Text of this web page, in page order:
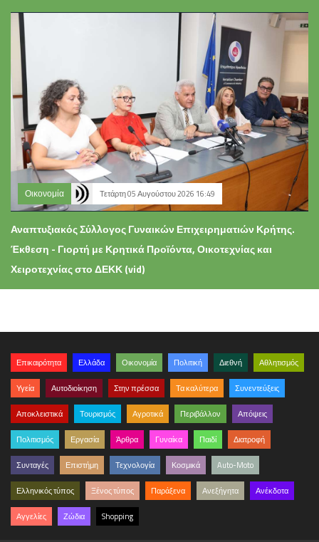
Οικονομία Τετάρτη 05 Αυγούστου 2026 16:49
Αναπτυξιακός Σύλλογος Γυναικών Επιχειρηματιών Κρήτης.
Έκθεση - Γιορτή με Κρητικά Προϊόντα, Οικοτεχνίας και
Χειροτεχνίας στο ΔΕΚΚ (vid)
Επικαιρότητα Ελλάδα Οικονομία Πολιτική Διεθνή Αθλητισμός
Υγεία Αυτοδιοίκηση Στην πρέσσα Τα καλύτερα Συνεντεύξεις
Αποκλειστικά Τουρισμός Αγροτικά Περιβάλλον Απόψεις
Πολιτισμός Εργασία Άρθρα Γυναίκα Παιδί Διατροφή
Συνταγές Επιστήμη Τεχνολογία Κοσμικά Auto-Moto
Ελληνικός τύπος Ξένος τύπος Παράξενα Ανεξήγητα Ανέκδοτα
Αγγελίες Ζώδια Shopping